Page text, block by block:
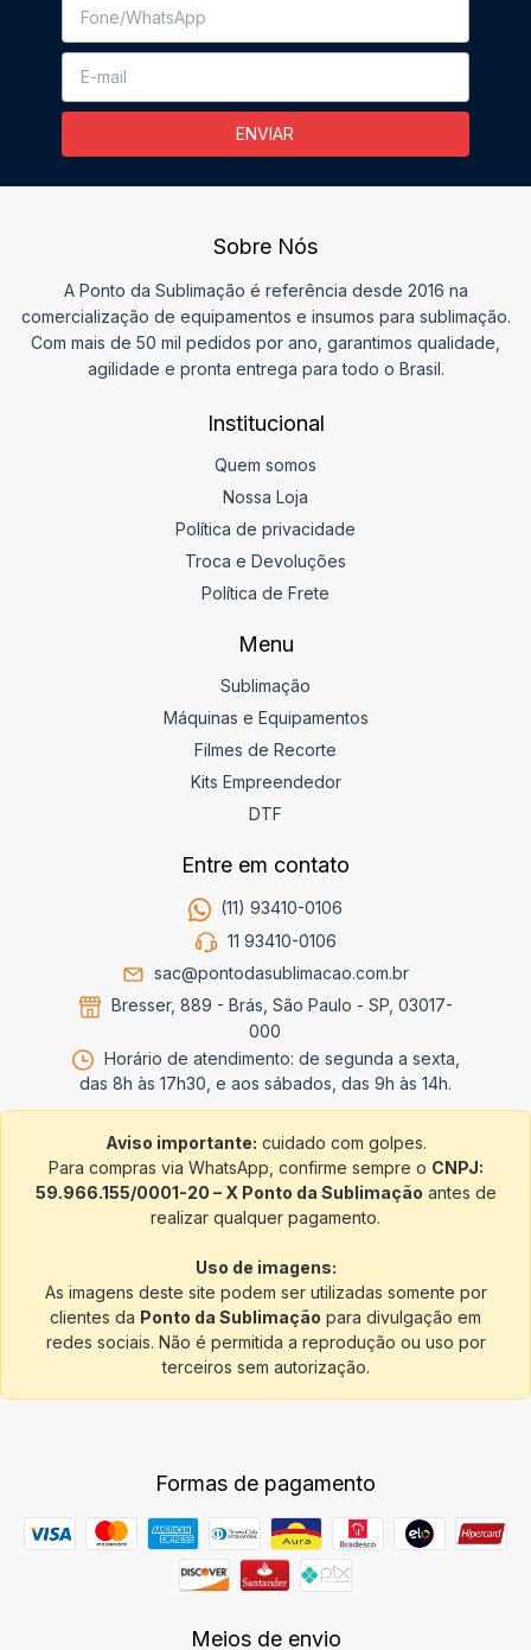
Sobre Nós
A Ponto da Sublimação é referência desde 2016 na
comercialização de equipamentos e insumos para sublimação.
Com mais de 50 mil pedidos por ano, garantimos qualidade,
agilidade e pronta entrega para todo o Brasil.
Institucional
Quem somos
Nossa Loja
Política de privacidade
Troca e Devoluções
Política de Frete
Menu
Sublimação
Máquinas e Equipamentos
Filmes de Recorte
Kits Empreendedor
DTF
Entre em contato
(11) 93410-0106
11 93410-0106
sac@pontodasublimacao.com.br
Bresser, 889 - Brás, São Paulo - SP, 03017-
000
Horário de atendimento: de segunda a sexta,
das 8h às 17h30, e aos sábados, das 9h às 14h.
Aviso importante: cuidado com golpes.
Para compras via WhatsApp, confirme sempre o CNPJ:
59.966.155/0001-20 – X Ponto da Sublimação antes de
realizar qualquer pagamento.
Uso de imagens:
As imagens deste site podem ser utilizadas somente por
clientes da Ponto da Sublimação para divulgação em
redes sociais. Não é permitida a reprodução ou uso por
terceiros sem autorização.
Formas de pagamento
Meios de envio